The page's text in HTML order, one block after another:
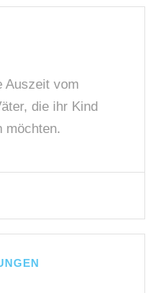
Auszeit vom
die ihr Kind
möchten.